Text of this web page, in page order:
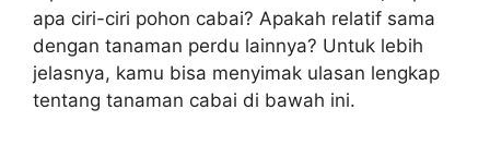
apa ciri-ciri pohon cabai? Apakah relatif sama
dengan tanaman perdu lainnya? Untuk lebih
jelasnya, kamu bisa menyimak ulasan lengkap
tentang tanaman cabai di bawah ini.